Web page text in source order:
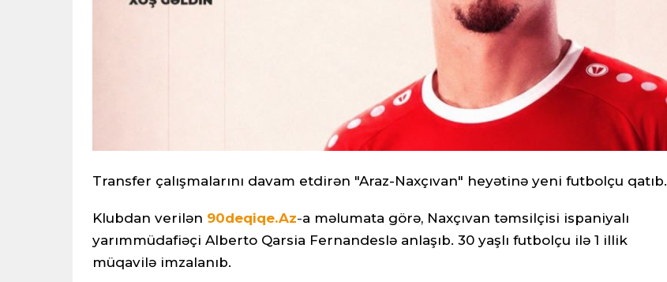
Transfer çalışmalarını davam etdirən "Araz-Naxçıvan" heyətinə yeni futbolçu qatıb.
Klubdan verilən 90deqiqe.Az-a məlumata görə, Naxçıvan təmsilçisi ispaniyalı
yarımmüdafiəçi Alberto Qarsia Fernandeslə anlaşıb. 30 yaşlı futbolçu ilə 1 illik
müqavilə imzalanıb.